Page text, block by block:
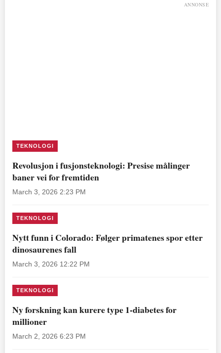
ANNONSE
TEKNOLOGI
Revolusjon i fusjonsteknologi: Presise målinger
baner vei for fremtiden
March 3, 2026 2:23 PM
TEKNOLOGI
Nytt funn i Colorado: Følger primatenes spor etter
dinosaurenes fall
March 3, 2026 12:22 PM
TEKNOLOGI
Ny forskning kan kurere type 1-diabetes for
millioner
March 2, 2026 6:23 PM